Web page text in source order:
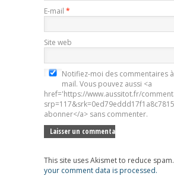
E-mail *
Site web
Notifiez-moi des commentaires
mail. Vous pouvez aussi <a
href='https://www.aussitot.fr/
abonner</a> sans commenter.
This site uses Akismet to reduce spam.
your comment data is processed.